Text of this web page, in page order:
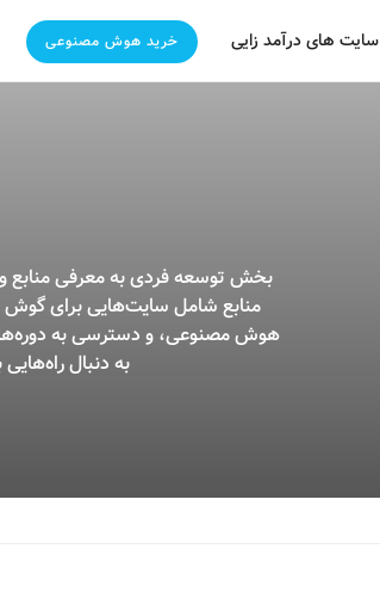
سایت های درآمد زایی خرید هوش مصنوعی
بخش توسعه فردی به معرفی منابع
منابع شامل سایت‌هایی برای گوش
هوش مصنوعی، و دسترسی به
به دنبال